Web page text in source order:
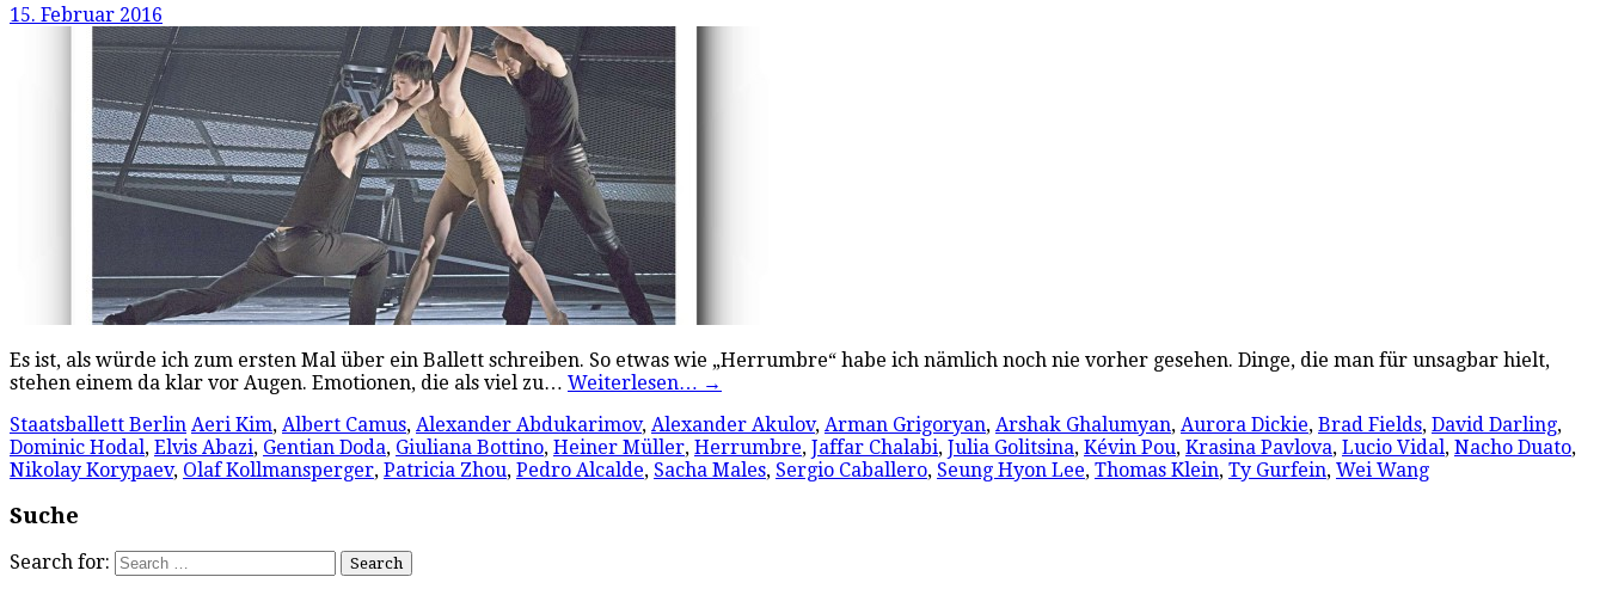
15. Februar 2016
Es ist, als würde ich zum ersten Mal über ein Ballett schreiben. So etwas wie „Herrumbre“ habe ich nämlich noch nie vorher gesehen. Dinge, die man für unsagbar hielt,
stehen einem da klar vor Augen. Emotionen, die als viel zu… Weiterlesen… →
Staatsballett Berlin Aeri Kim, Albert Camus, Alexander Abdukarimov, Alexander Akulov, Arman Grigoryan, Arshak Ghalumyan, Aurora Dickie, Brad Fields, David Darling,
Dominic Hodal, Elvis Abazi, Gentian Doda, Giuliana Bottino, Heiner Müller, Herrumbre, Jaffar Chalabi, Julia Golitsina, Kévin Pou, Krasina Pavlova, Lucio Vidal, Nacho Duato,
Nikolay Korypaev, Olaf Kollmansperger, Patricia Zhou, Pedro Alcalde, Sacha Males, Sergio Caballero, Seung Hyon Lee, Thomas Klein, Ty Gurfein, Wei Wang
Suche
Search for: